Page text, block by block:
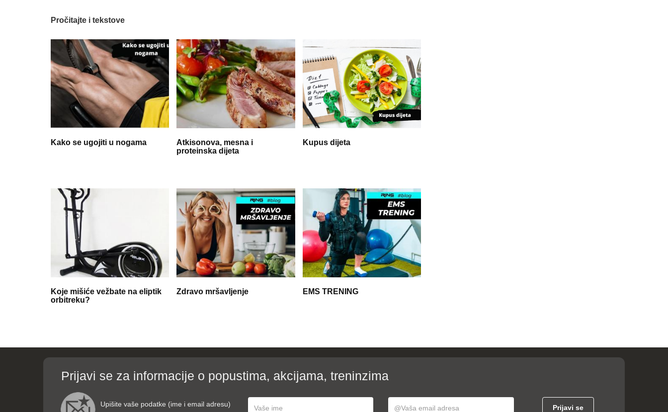
Pročitajte i tekstove
Kako se ugojiti u nogama
Atkisonova, mesna i
proteinska dijeta
Kupus dijeta
Koje mišiće vežbate na eliptik
orbitreku?
Zdravo mršavljenje EMS TRENING
Prijavi se za informacije o popustima, akcijama, treninzima
Upišite vaše podatke (ime i email adresu)